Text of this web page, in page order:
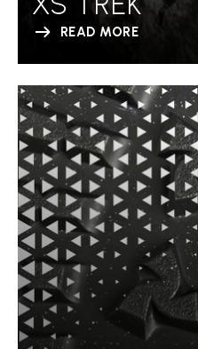
READ MORE